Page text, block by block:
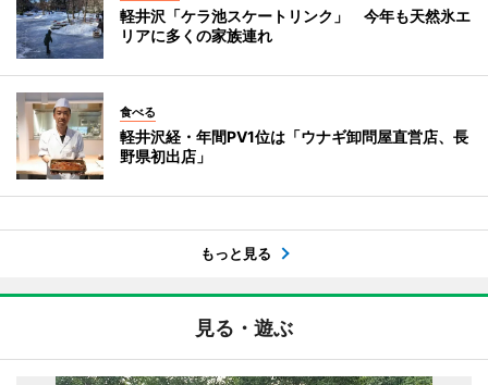
軽井沢「ケラ池スケートリンク」 今年も天然氷エ
リアに多くの家族連れ
食べる
軽井沢経・年間PV1位は「ウナギ卸問屋直営店、長
野県初出店」
もっと見る
見る・遊ぶ